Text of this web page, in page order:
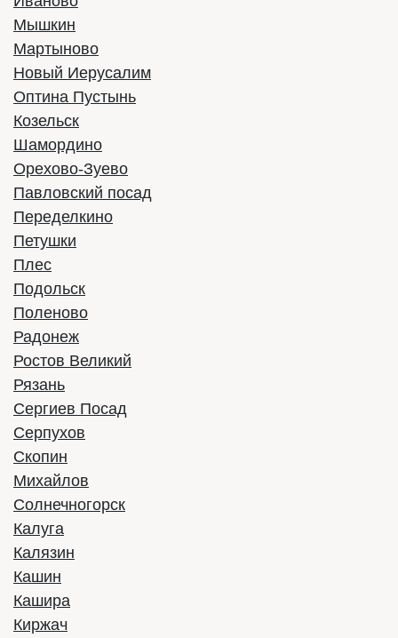
Мышкин
Мартыново
Новый Иерусалим
Оптина Пустынь
Козельск
Шамордино
Орехово-Зуево
Павловский посад
Переделкино
Петушки
Плес
Подольск
Поленово
Радонеж
Ростов Великий
Рязань
Сергиев Посад
Серпухов
Скопин
Михайлов
Солнечногорск
Калуга
Калязин
Кашин
Кашира
Киржач